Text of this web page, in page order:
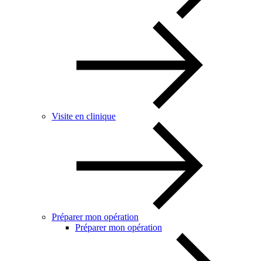
Visite en clinique
Préparer mon opération
Préparer mon opération